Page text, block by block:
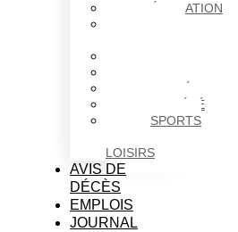
ÉDUCATION
SOCIÉTÉ
SPORTS
LOISIRS
AVIS DE
DÉCÈS
EMPLOIS
JOURNAL